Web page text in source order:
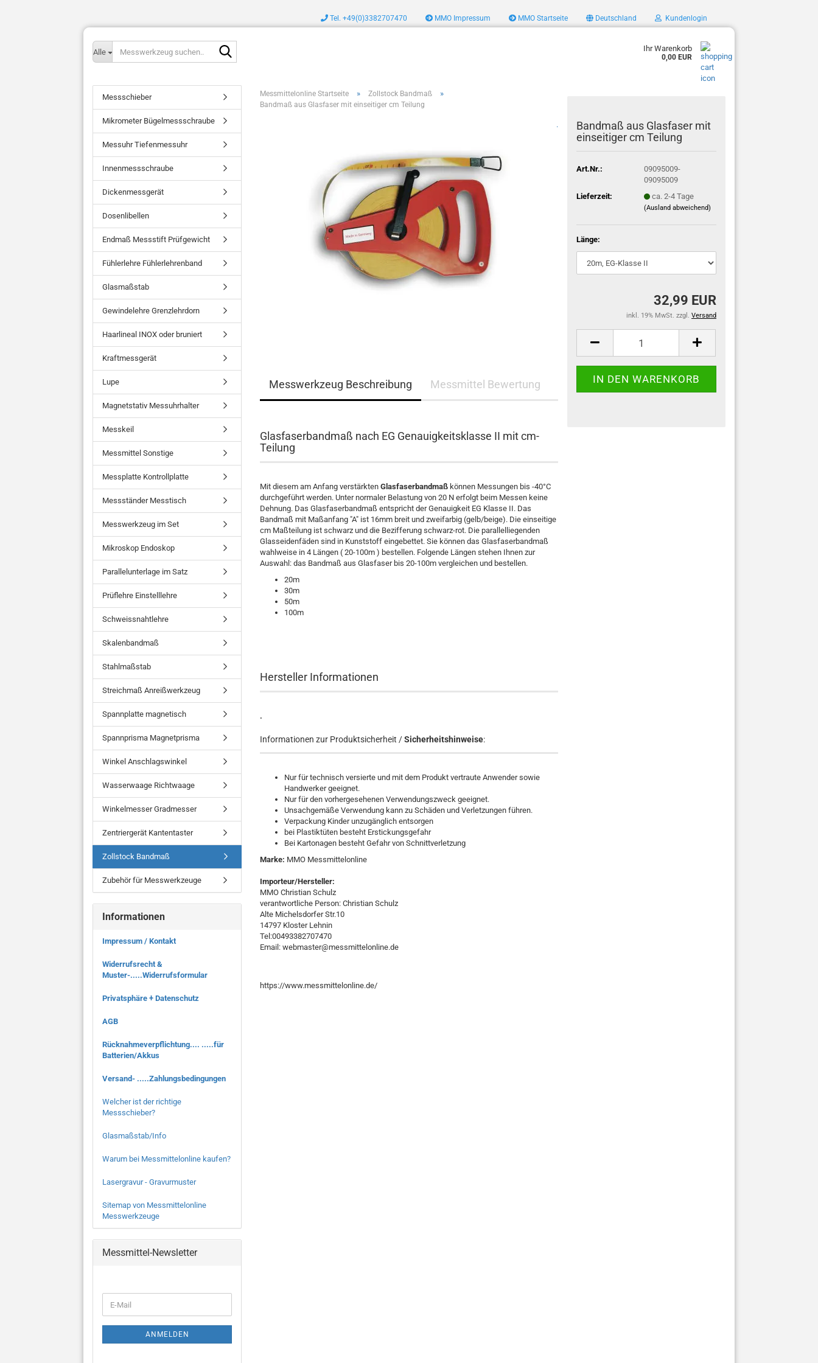
Tel. +49(0)3382707470 MMO Impressum MMO Startseite Deutschland Kundenlogin
Alle Ihr Warenkorb
0,00 EUR
Messmittelonline Startseite » Zollstock Bandmaß »
Bandmaß aus Glasfaser mit einseitiger cm Teilung
.
Bandmaß aus Glasfaser mit
einseitiger cm Teilung
Art.Nr.:
09095009-
09095009
Lieferzeit:
ca. 2-4 Tage
(Ausland abweichend)
Länge:
32,99 EUR
inkl. 19% MwSt. zzgl. Versand
Messwerkzeug Beschreibung Messmittel Bewertung
Glasfaserbandmaß nach EG Genauigkeitsklasse II mit cm-
Teilung
Mit diesem am Anfang verstärkten Glasfaserbandmaß können Messungen bis -40°C
durchgeführt werden. Unter normaler Belastung von 20 N erfolgt beim Messen keine
Dehnung. Das Glasfaserbandmaß entspricht der Genauigkeit EG Klasse II. Das
Bandmaß mit Maßanfang "A" ist 16mm breit und zweifarbig (gelb/beige). Die einseitige
cm Maßteilung ist schwarz und die Bezifferung schwarz-rot. Die parallelliegenden
Glasseidenfäden sind in Kunststoff eingebettet. Sie können das Glasfaserbandmaß
wahlweise in 4 Längen ( 20-100m ) bestellen. Folgende Längen stehen Ihnen zur
Auswahl: das Bandmaß aus Glasfaser bis 20-100m vergleichen und bestellen.
20m
30m
50m
100m
Hersteller Informationen
.
Informationen zur Produktsicherheit /Sicherheitshinweise:
Nur für technisch versierte und mit dem Produkt vertraute Anwender sowie
Handwerker geeignet.
Nur für den vorhergesehenen Verwendungszweck geeignet.
Unsachgemäße Verwendung kann zu Schäden und Verletzungen führen.
Verpackung Kinder unzugänglich entsorgen
bei Plastiktüten besteht Erstickungsgefahr
Bei Kartonagen besteht Gefahr von Schnittverletzung
Marke: MMO Messmittelonline
Importeur/Hersteller:
MMO Christian Schulz
verantwortliche Person: Christian Schulz
Alte Michelsdorfer Str.10
14797 Kloster Lehnin
Tel:00493382707470
Email: webmaster@messmittelonline.de
https://www.messmittelonline.de/
Messschieber
Mikrometer Bügelmessschraube
Messuhr Tiefenmessuhr
Innenmessschraube
Dickenmessgerät
Dosenlibellen
Endmaß Messstift Prüfgewicht
Fühlerlehre Fühlerlehrenband
Glasmaßstab
Gewindelehre Grenzlehrdorn
Haarlineal INOX oder bruniert
Kraftmessgerät
Lupe
Magnetstativ Messuhrhalter
Messkeil
Messmittel Sonstige
Messplatte Kontrollplatte
Messständer Messtisch
Messwerkzeug im Set
Mikroskop Endoskop
Parallelunterlage im Satz
Prüflehre Einstelllehre
Schweissnahtlehre
Skalenbandmaß
Stahlmaßstab
Streichmaß Anreißwerkzeug
Spannplatte magnetisch
Spannprisma Magnetprisma
Winkel Anschlagswinkel
Wasserwaage Richtwaage
Winkelmesser Gradmesser
Zentriergerät Kantentaster
Zollstock Bandmaß
Zubehör für Messwerkzeuge
Informationen
Impressum / Kontakt
Widerrufsrecht &
Muster-.....Widerrufsformular
Privatsphäre + Datenschutz
AGB
Rücknahmeverpflichtung.... .....für
Batterien/Akkus
Versand- .....Zahlungsbedingungen
Welcher ist der richtige
Messschieber?
Glasmaßstab/Info
Warum bei Messmittelonline kaufen?
Lasergravur - Gravurmuster
Sitemap von Messmittelonline
Messwerkzeuge
Messmittel-Newsletter
ZUR
ANMELDUNG
E-
Mail
ANMELDEN